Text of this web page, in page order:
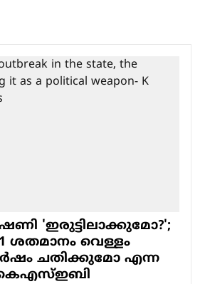
'ഇരുട്ടിലാക്കുമോ?';
ശതമാനം വെള്ളം
ചതിക്കുമോ എന്ന